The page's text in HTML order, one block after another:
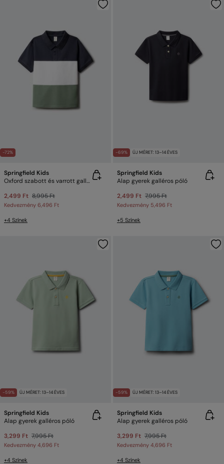
-72%
Springfield Kids
Oxford szabott és varrott galléros póló gyerek
2,499 Ft 8,995 Ft
Kedvezmény 6,496 Ft
+4 Színek
-69% ÚJ MÉRET: 13–14 ÉVES
Springfield Kids
Alap gyerek galléros póló
2,499 Ft 7,995 Ft
Kedvezmény 5,496 Ft
+5 Színek
-59% ÚJ MÉRET: 13–14 ÉVES
Springfield Kids
Alap gyerek galléros póló
3,299 Ft 7,995 Ft
Kedvezmény 4,696 Ft
+4 Színek
-59% ÚJ MÉRET: 13–14 ÉVES
Springfield Kids
Alap gyerek galléros póló
3,299 Ft 7,995 Ft
Kedvezmény 4,696 Ft
+4 Színek